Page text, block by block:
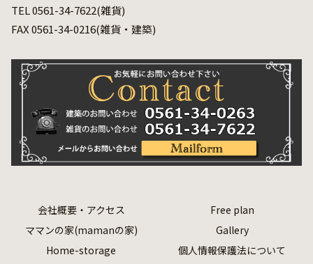
TEL 0561-34-7622(雑貨)
FAX 0561-34-0216(雑貨・建築)
会社概要・アクセス
Free plan
ママンの家(mamanの家)
Gallery
Home-storage
個人情報保護法について